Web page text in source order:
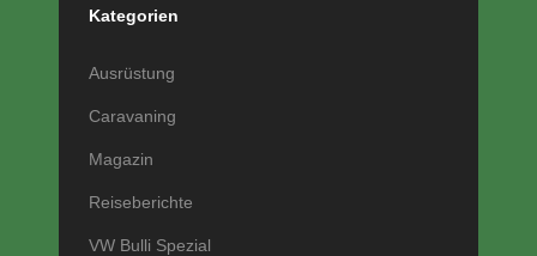
Kategorien
Ausrüstung
Caravaning
Magazin
Reiseberichte
VW Bulli Spezial